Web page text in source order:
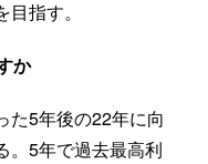
指す。
か
た5年後の22年に向
。5年で過去最高利